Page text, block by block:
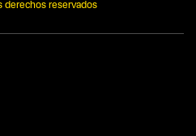
derechos reservados